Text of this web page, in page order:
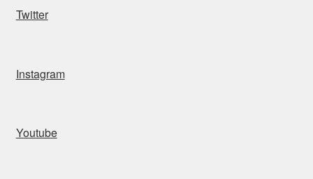
Twitter
Instagram
Youtube